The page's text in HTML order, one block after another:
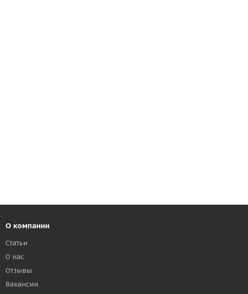
О компании
Статьи
О нас
Отзывы
Вакансии